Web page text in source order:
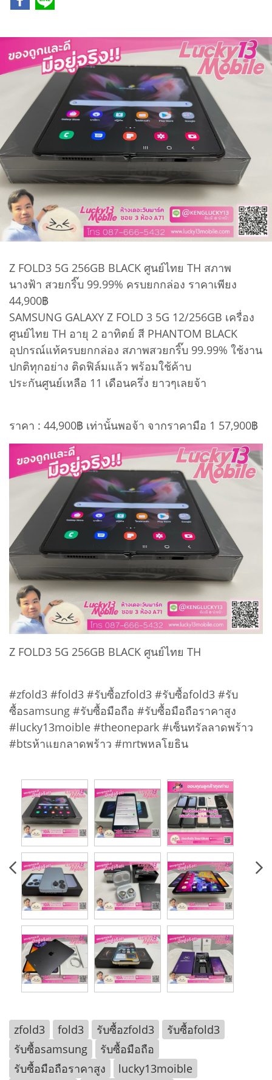
Z FOLD3 5G 256GB BLACK ศูนย์ไทย TH สภาพ
นางฟ้า สวยกริ๊บ 99.99% ครบยกกล่อง ราคาเพียง
44,900฿
SAMSUNG GALAXY Z FOLD 3 5G 12/256GB เครื่อง
ศูนย์ไทย TH อายุ 2 อาทิตย์ สี PHANTOM BLACK
อุปกรณ์แท้ครบยกกล่อง สภาพสวยกริ๊บ 99.99% ใช้งาน
ปกติทุกอย่าง ติดฟิล์มแล้ว พร้อมใช้ค้าบ
ประกันศูนย์เหลือ 11 เดือนครึ่ง ยาวๆเลยจ้า
ราคา : 44,900฿ เท่านั้นพอจ้า จากราคามือ 1 57,900฿
Z FOLD3 5G 256GB BLACK ศูนย์ไทย TH
#zfold3 #fold3 #รับซื้อzfold3 #รับซื้อfold3 #รับ
ซื้อsamsung #รับซื้อมือถือ #รับซื้อมือถือราคาสูง
#lucky13moible #theonepark #เซ็นทรัลลาดพร้าว
#btsห้าแยกลาดพร้าว #mrtพหลโยธิน
zfold3 fold3 รับซื้อzfold3
รับซื้อfold3
รับซื้อsamsung
รับซื้อมือถือ
รับซื้อมือถือราคาสูง
lucky13moible